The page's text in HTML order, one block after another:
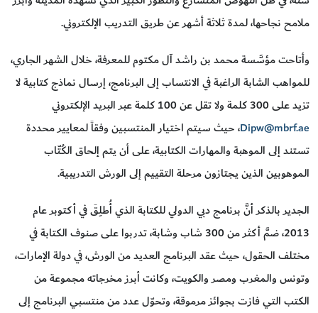
ملامح نجاحها، لمدة ثلاثة أشهر عن طريق التدريب الإلكتروني.
وأتاحت مؤسَّسة محمد بن راشد آل مكتوم للمعرفة، خلال الشهر الجاري،
للمواهب الشابة الراغبة في الانتساب إلى البرنامج، إرسال نماذج كتابية لا
تزيد على 300 كلمة ولا تقل عن 100 كلمة عبر البريد الإلكتروني
Dipw@mbrf.ae، حيث سيتم اختيار المنتسبين وفقاً لمعايير محددة
تستند إلى الموهبة والمهارات الكتابية، على أن يتم إلحاق الكُتّاب
الموهوبين الذين يجتازون مرحلة التقييم إلى الورش التدريبية.
الجدير بالذكر أنَّ برنامج دبي الدولي للكتابة الذي أُطلِقَ في أكتوبر عام
2013، ضمَّ أكثر من 300 شاب وشابة، تدربوا على صنوف الكتابة في
مختلف الحقول، حيث عقد البرنامج العديد من الورش، في دولة الإمارات،
وتونس والمغرب ومصر والكويت، وكانت أبرز مخرجاته مجموعة من
الكتب التي فازت بجوائز مرموقة، وتحوّل عدد من منتسبي البرنامج إلى